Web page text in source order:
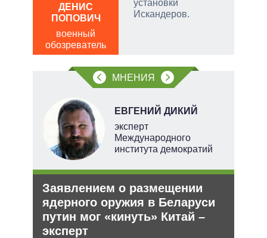
установки
Искандеров.
ДЕНИС
ПОПОВИЧ
военный
обозреватель
МНЕНИЯ
ЕВГЕНИЙ ДИКИЙ
эксперт
Международного
института демократий
Заявлением о размещении
ядерного оружия в Беларуси
путин мог «кинуть» Китай –
эксперт